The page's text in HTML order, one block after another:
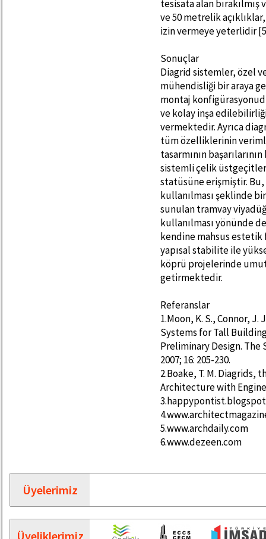
tesisata alan
ve 50 metrelik
izin vermeye yeterlidir
Sonuçlar
Diagrid sistemler, özel
mühendisliği bir araya
montaj
ve kolay inşa
vermektedir. Ayrıca
tüm özelliklerinin
tasarmının
sistemli çelik
statüsüne erişmiştir.
kullanılması şeklinde
sunulan tramvay
kullanılması yönünde
kendine mahsus estetik
yapısal stabilite ile
köprü projelerinde
getirmektedir.
Referanslar
1.Moon, K. S., Connor,
Systems for Tall
Preliminary Design.
2007; 16: 205-230.
2.Boake, T. M. Diagrids,
Architecture with
5.www.archdaily.com
6.www.dezeen.com
Üyelerimiz
Üyeliklerimiz